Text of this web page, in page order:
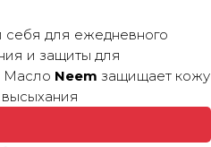
себя для ежедневного
и защиты для
Масло Neem защищает кожу